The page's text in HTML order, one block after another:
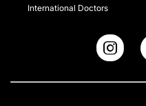
International Doctors